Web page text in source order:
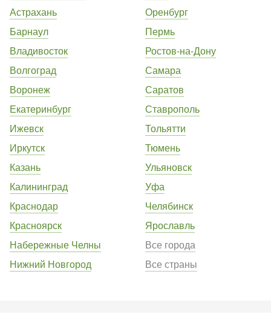
Астрахань
Барнаул
Владивосток
Волгоград
Воронеж
Екатеринбург
Ижевск
Иркутск
Казань
Калининград
Краснодар
Красноярск
Набережные Челны
Нижний Новгород
Оренбург
Пермь
Ростов-на-Дону
Самара
Саратов
Ставрополь
Тольятти
Тюмень
Ульяновск
Уфа
Челябинск
Ярославль
Все города
Все страны